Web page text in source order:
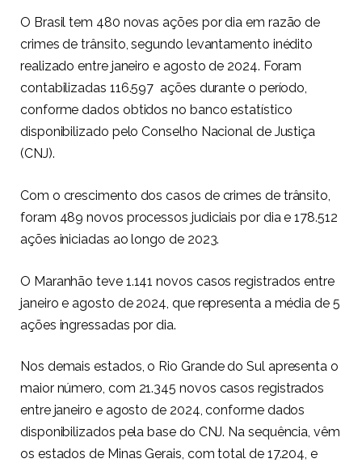
O Brasil tem 480 novas ações por dia em razão de
crimes de trânsito, segundo levantamento inédito
realizado entre janeiro e agosto de 2024. Foram
contabilizadas 116.597 ações durante o período,
conforme dados obtidos no banco estatístico
disponibilizado pelo Conselho Nacional de Justiça
(CNJ).
Com o crescimento dos casos de crimes de trânsito,
foram 489 novos processos judiciais por dia e 178.512
ações iniciadas ao longo de 2023.
O Maranhão teve 1.141 novos casos registrados entre
janeiro e agosto de 2024, que representa a média de 5
ações ingressadas por dia.
Nos demais estados, o Rio Grande do Sul apresenta o
maior número, com 21.345 novos casos registrados
entre janeiro e agosto de 2024, conforme dados
disponibilizados pela base do CNJ. Na sequência, vêm
os estados de Minas Gerais, com total de 17.204, e